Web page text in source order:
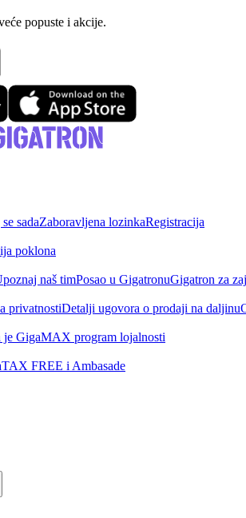
popuste i akcije.
sadaZaboravljena lozinkaRegistracija
poklona
naš timPosao u GigatronuGigatron za
privatnostiDetalji ugovora o prodaji na daljinu
je GigaMAX program lojalnosti
TAX FREE i Ambasade